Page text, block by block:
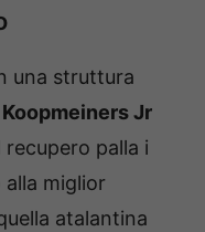
una struttura
Koopmeiners Jr
palla i
miglior
atalantina